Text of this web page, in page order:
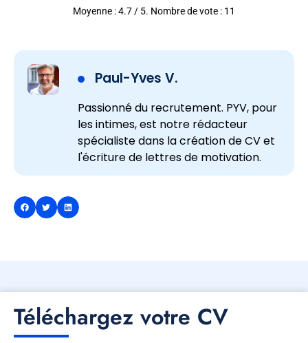
Moyenne :4.7 / 5. Nombre de vote : 11
Paul-Yves V.
Passionné du recrutement. PYV, pour
les intimes, est notre rédacteur
spécialiste dans la création de CV et
l'écriture de lettres de motivation.
Téléchargez votre CV